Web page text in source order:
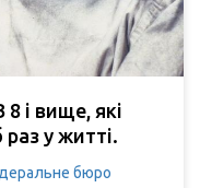
і вище, які
у житті.
бюро